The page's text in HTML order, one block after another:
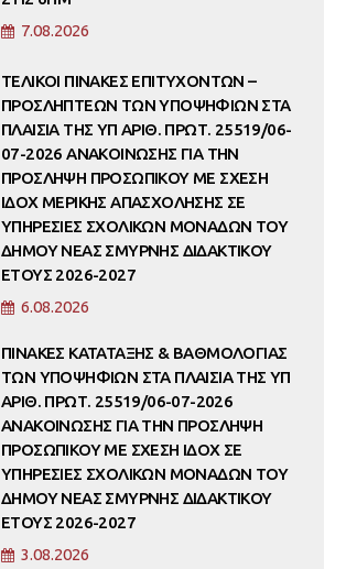
7.08.2026
ΤΕΛΙΚΟΙ ΠΙΝΑΚΕΣ ΕΠΙΤΥΧΟΝΤΩΝ –
ΠΡΟΣΛΗΠΤΕΩΝ ΤΩΝ ΥΠΟΨΗΦΙΩΝ ΣΤΑ
ΠΛΑΙΣΙΑ ΤΗΣ ΥΠ ΑΡΙΘ. ΠΡΩΤ. 25519/06-
07-2026 ΑΝΑΚΟΙΝΩΣΗΣ ΓΙΑ ΤΗΝ
ΠΡΟΣΛΗΨΗ ΠΡΟΣΩΠΙΚΟΥ ΜΕ ΣΧΕΣΗ
ΙΔΟΧ ΜΕΡΙΚΗΣ ΑΠΑΣΧΟΛΗΣΗΣ ΣΕ
ΥΠΗΡΕΣΙΕΣ ΣΧΟΛΙΚΩΝ ΜΟΝΑΔΩΝ ΤΟΥ
ΔΗΜΟΥ ΝΕΑΣ ΣΜΥΡΝΗΣ ΔΙΔΑΚΤΙΚΟΥ
ΕΤΟΥΣ 2026-2027
6.08.2026
ΠΙΝΑΚΕΣ ΚΑΤΑΤΑΞΗΣ & ΒΑΘΜΟΛΟΓΙΑΣ
ΤΩΝ ΥΠΟΨΗΦΙΩΝ ΣΤΑ ΠΛΑΙΣΙΑ ΤΗΣ ΥΠ
ΑΡΙΘ. ΠΡΩΤ. 25519/06-07-2026
ΑΝΑΚΟΙΝΩΣΗΣ ΓΙΑ ΤΗΝ ΠΡΟΣΛΗΨΗ
ΠΡΟΣΩΠΙΚΟΥ ΜΕ ΣΧΕΣΗ ΙΔΟΧ ΣΕ
ΥΠΗΡΕΣΙΕΣ ΣΧΟΛΙΚΩΝ ΜΟΝΑΔΩΝ ΤΟΥ
ΔΗΜΟΥ ΝΕΑΣ ΣΜΥΡΝΗΣ ΔΙΔΑΚΤΙΚΟΥ
ΕΤΟΥΣ 2026-2027
3.08.2026